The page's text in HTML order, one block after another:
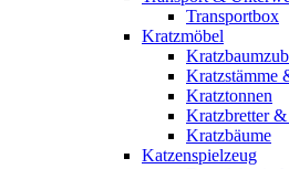
Transportbox
Kratzmöbel
Kratzstämme
Kratztonnen
Kratzbretter
Kratzbäume
Katzenspielzeug